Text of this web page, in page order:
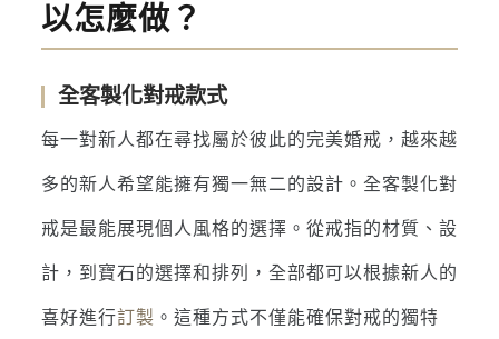
以怎麼做？
全客製化對戒款式
每一對新人都在尋找屬於彼此的完美婚戒，越來越
多的新人希望能擁有獨一無二的設計。全客製化對
戒是最能展現個人風格的選擇。從戒指的材質、設
計，到寶石的選擇和排列，全部都可以根據新人的
喜好進行訂製 。這種方式不僅能確保對戒的獨特